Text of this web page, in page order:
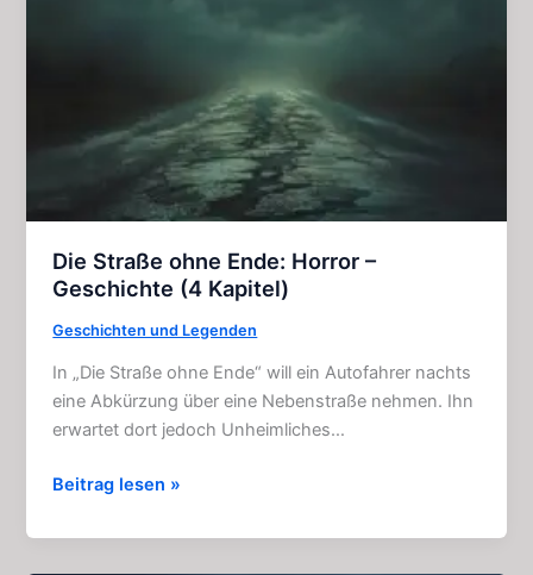
Die Straße ohne Ende: Horror –
Geschichte (4 Kapitel)
Geschichten und Legenden
In „Die Straße ohne Ende“ will ein Autofahrer nachts
eine Abkürzung über eine Nebenstraße nehmen. Ihn
erwartet dort jedoch Unheimliches…
Die
ohne
Ende:
Beitrag lesen »